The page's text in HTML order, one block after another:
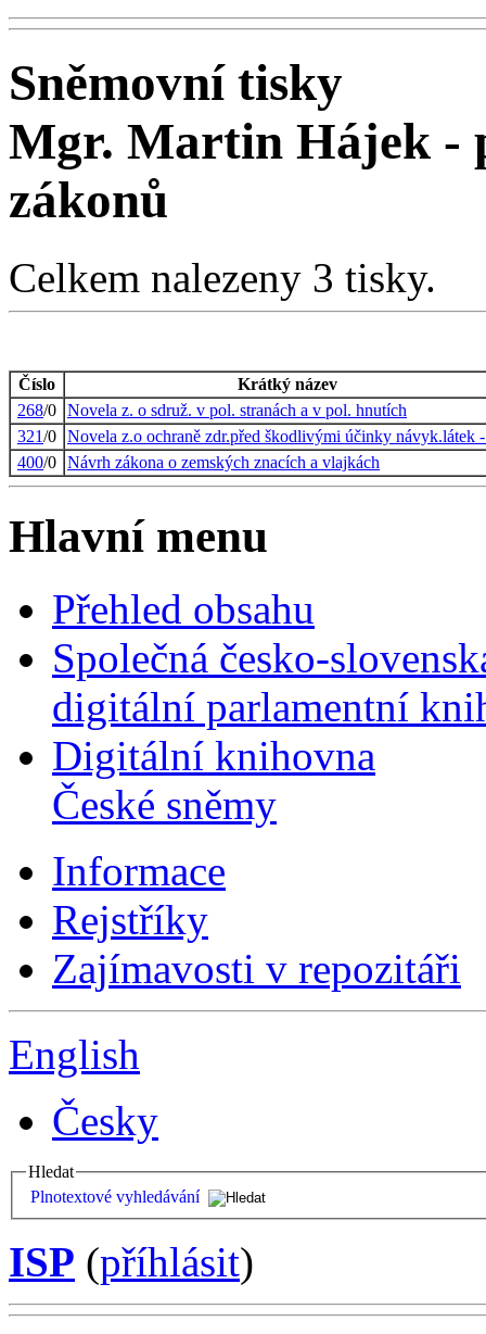
Sněmovní tisky
Mgr. Martin Hájek -
zákonů
Celkem nalezeny 3 tisky.
Číslo
Krátký název
268/0 Novela z. o sdruž. v pol. stranách a v pol. hnutích
321/0 Novela z.o ochraně zdr.před škodlivými účinky návyk.látek
400/0 Návrh zákona o zemských znacích a vlajkách
Hlavní menu
Přehled obsahu
Společná česko-
digitální parlamentní
Digitální knihovna
České sněmy
Informace
Rejstříky
Zajímavosti v repozitáři
English
Česky
Hledat
Plnotextové vyhledávání
ISP (příhlásit)